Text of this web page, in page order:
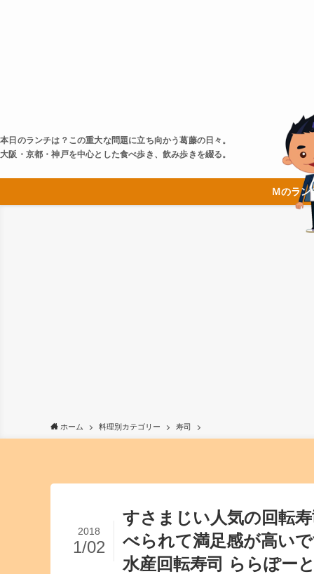
本日のランチは？この重大な問題に立ち向かう葛藤の日々。
大阪・京都・神戸を中心とした食べ歩き、飲み歩きを綴る。
Ｍのラン
ホーム 料理別カテゴリー 寿司
すさまじい人気の回転
べられて満足感が高い
水産回転寿司 ららぽー
2018
1/02